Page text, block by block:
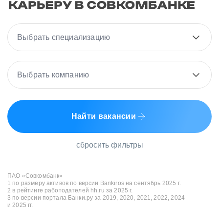
Выбрать специализацию
Выбрать компанию
Найти вакансии
сбросить фильтры
ПАО «Совкомбанк»
1 по размеру активов по версии Bankiros на сентябрь 2025 г.
2 в рейтинге работодателей hh.ru за 2025 г.
3 по версии портала Банки.ру за 2019, 2020, 2021, 2022, 2024
и 2025 гг.